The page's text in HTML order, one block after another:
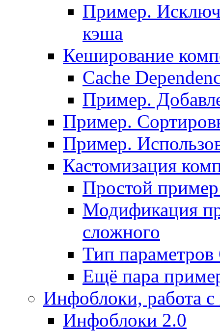
Пример.
кэша
Кеширование
Сache
Пример.
Пример.
Пример.
Кастомизация
Простой
Модификация
сложного
Тип
Ещё пара
Инфоблоки, работа
Инфоблоки 2.0